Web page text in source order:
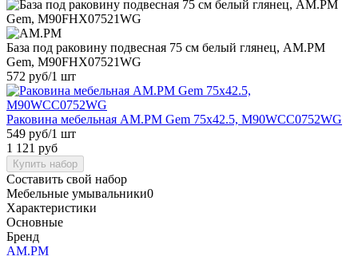
База под раковину подвесная 75 см белый глянец, AM.PM
Gem, M90FHX07521WG
572 руб/1 шт
Раковина мебельная AM.PM Gem 75x42.5, M90WCC0752WG
549 руб/1 шт
1 121 руб
Купить набор
Составить свой набор
Мебельные умывальники0
Характеристики
Основные
Бренд
AM.PM